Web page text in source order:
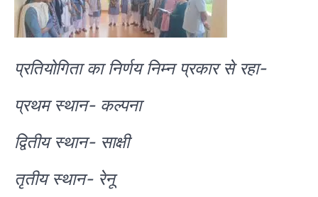
प्रतियोगिता का निर्णय निम्न प्रकार से रहा-
प्रथम स्थान- कल्पना
द्वितीय स्थान- साक्षी
तृतीय स्थान- रेनू